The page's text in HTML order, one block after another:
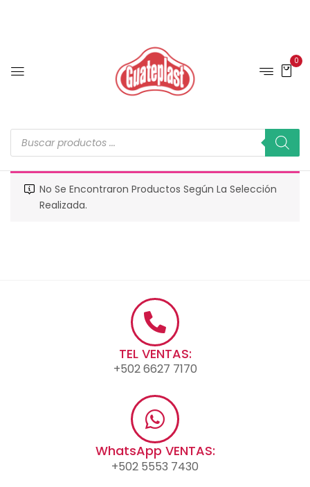
0
No Se Encontraron Productos Según La Selección
Realizada.
TEL VENTAS:
+502 6627 7170
WhatsApp VENTAS:
+502 5553 7430